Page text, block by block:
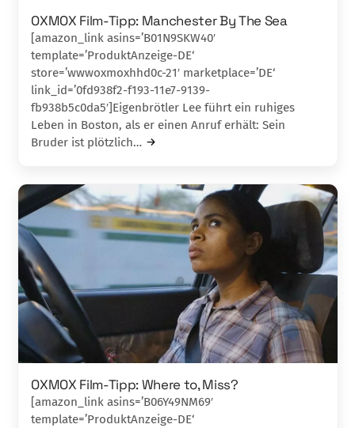
OXMOX Film-Tipp: Manchester By The Sea
[amazon_link asins=’B01N9SKW40′
template=’ProduktAnzeige-DE‘
store=’wwwoxmoxhhd0c-21′ marketplace=’DE‘
link_id=’0fd938f2-f193-11e7-9139-
fb938b5c0da5′]Eigenbrötler Lee führt ein ruhiges
Leben in Boston, als er einen Anruf erhält: Sein
Bruder ist plötzlich…
OXMOX Film-Tipp: Where to, Miss?
[amazon_link asins=’B06Y49NM69′
template=’ProduktAnzeige-DE‘